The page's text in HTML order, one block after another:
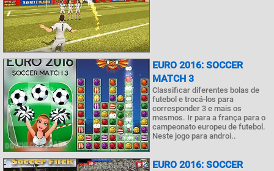
EURO 2016: SOCCER
MATCH 3
Classificar diferentes bolas de
futebol e trocá-los para
corresponder 3 e mais os
mesmos. Ir para a frança para o
campeonato europeu de futebol.
Neste jogo para androi..
EURO 2016: SOCCER